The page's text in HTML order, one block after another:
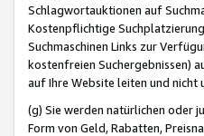
Schlagwortauktionen auf
Kostenpflichtige
Suchmaschinen Links zur
kostenfreien Suchergebnissen)
auf Ihre Website leiten und
(g) Sie werden natürlichen oder
Form von Geld, Rabatten,